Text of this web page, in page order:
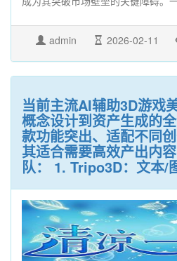
admin 2026-02-11
当前主流AI辅助3D游戏
概念设计到资产生成的
款功能突出、适配不同
其适合需要高效产出内
队： 1. ‌Tripo3D‌：文本/